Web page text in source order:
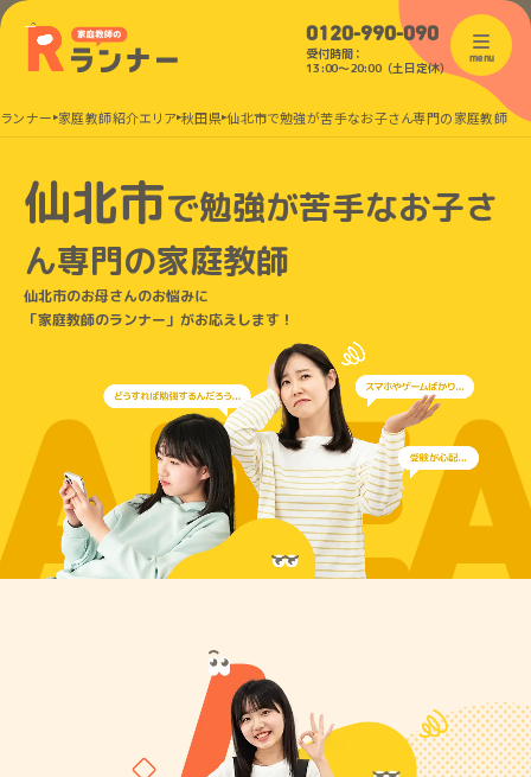
0120-990-090
受付時間：
13:00〜20:00（土日定休）
menu
ンナー 家庭教師紹介エリア 秋田県 仙北市で勉強が苦手なお子さん専門の家庭教師
仙北市で勉強が苦手なお子さ
ん専門の家庭教師
仙北市のお母さんのお悩みに
「家庭教師のランナー」がお応えします！